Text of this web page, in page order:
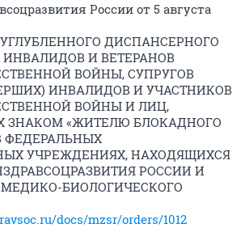
России от 5 августа
ДИСПАНСЕРНОГО
И ВЕТЕРАНОВ
ВОЙНЫ, СУПРУГОВ
ИНВАЛИДОВ И УЧАСТНИКОВ
ВОЙНЫ И ЛИЦ,
ЗНАКОМ «ЖИТЕЛЮ БЛОКАДНОГО
ФЕДЕРАЛЬНЫХ
УЧРЕЖДЕНИЯХ, НАХОДЯЩИХСЯ
РОССИИ И
БИОЛОГИЧЕСКОГО
docs/mzsr/orders/1012